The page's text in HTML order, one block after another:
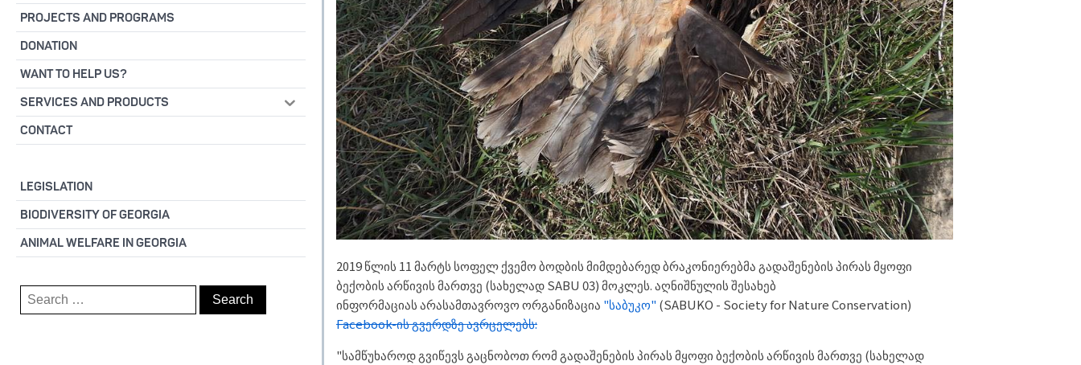
PROJECTS AND PROGRAMS
DONATION
WANT TO HELP US?
SERVICES AND PRODUCTS
CONTACT
LEGISLATION
BIODIVERSITY OF GEORGIA
ANIMAL WELFARE IN GEORGIA
Search
for:
2019 წლის 11 მარტს სოფელ ქვემო ბოდბის მიმდებარედ ბრაკონიერებმა გადაშენების პირას მყოფი
ბექობის არწივის მართვე (სახელად SABU 03) მოკლეს. აღნიშნულის შესახებ
ინფორმაციას არასამთავროვო ორგანიზაცია "საბუკო"(SABUKO - Society for Nature Conservation)
Facebook-ის გვერდზე ავრცელებს:
"სამწუხაროდ გვიწევს გაცნობოთ რომ გადაშენების პირას მყოფი ბექობის არწივის მართვე (სახელად